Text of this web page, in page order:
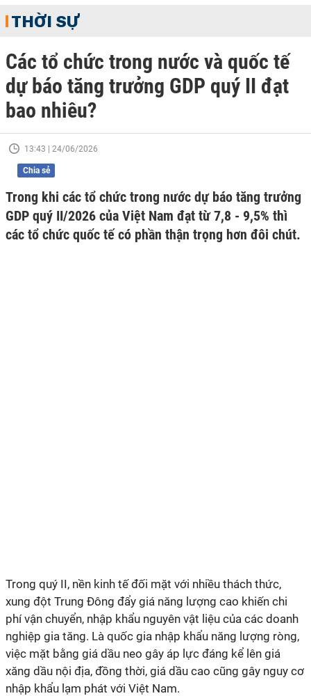
THỜI SỰ
Các tổ chức trong nước và quốc tế
dự báo tăng trưởng GDP quý II đạt
bao nhiêu?
13:43 | 24/06/2026
Chia sẻ
Trong khi các tổ chức trong nước dự báo tăng trưởng
GDP quý II/2026 của Việt Nam đạt từ 7,8 - 9,5% thì
các tổ chức quốc tế có phần thận trọng hơn đôi chút.
Trong quý II, nền kinh tế đối mặt với nhiều thách thức,
xung đột Trung Đông đẩy giá năng lượng cao khiến chi
phí vận chuyển, nhập khẩu nguyên vật liệu của các doanh
nghiệp gia tăng. Là quốc gia nhập khẩu năng lượng ròng,
việc mặt bằng giá dầu neo gây áp lực đáng kể lên giá
xăng dầu nội địa, đồng thời, giá dầu cao cũng gây nguy cơ
nhập khẩu lạm phát với Việt Nam.